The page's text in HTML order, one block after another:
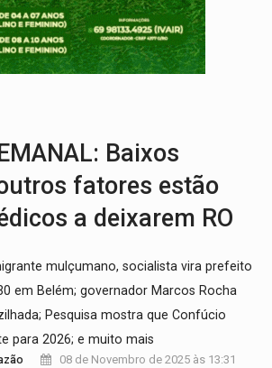
DA PC:Membros do CV são presos com armas e drogas após
GRATUITA:Espetáculo As Marias Somos Nós será
Baixos
fatores estão
a deixarem RO
mulçumano, socialista vira prefeito
em Belém; governador Marcos Rocha
Pesquisa mostra que Confúcio
para 2026; e muito mais
08 de Novembro de 2025 às 13:31